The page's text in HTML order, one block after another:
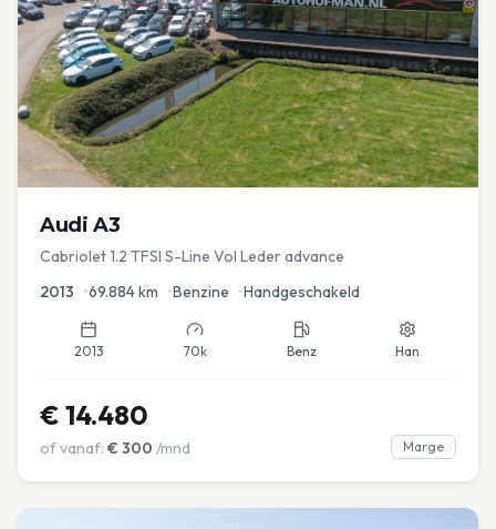
Audi A3
Cabriolet 1.2 TFSI S-Line Vol Leder advance
2013 •69.884km •Benzine •Handgeschakeld
2013 70k Benz Han
€ 14.480
of vanaf: € 300 /mnd Marge